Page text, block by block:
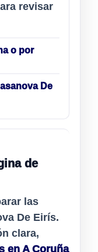
revisar
o por
De
de
las
De Eirís.
clara,
en A Coruña